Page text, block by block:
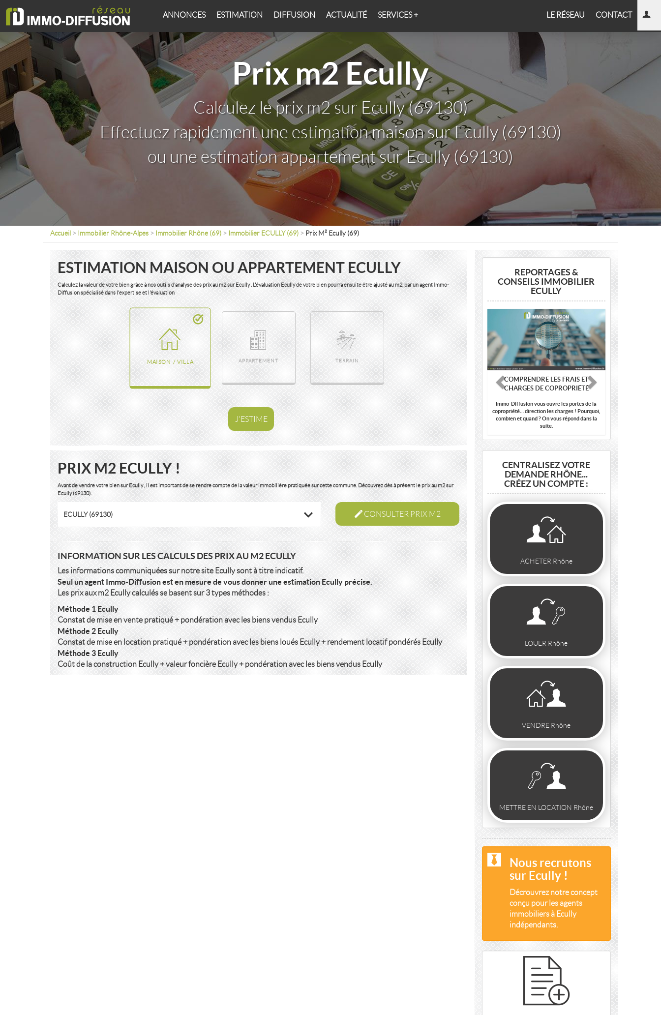
ANNONCES ESTIMATION DIFFUSION ACTUALITÉ SERVICES + CONTACT
LE RÉSEAU
Prix m2 Ecully
Calculez le prix m2 sur Ecully (69130)
Effectuez rapidement une estimation maison sur Ecully (69130)
ou une estimation appartement sur Ecully (69130)
Accueil > Immobilier Rhône-Alpes > Immobilier Rhône (69) > Immobilier ECULLY (69) > Prix M² Ecully (69)
ESTIMATION MAISON OU APPARTEMENT ECULLY
Calculez la valeur de votre bien grâce à nos outils d'analyse des prix au m2 sur Ecully . L'évaluation Ecully de votre bien pourra ensuite être ajusté au m2, par un agent Immo-
Diffusion spécialisé dans l'expertise et l'évaluation
MAISON / VILLA APPARTEMENT TERRAIN
J'ESTIME
PRIX M2 ECULLY !
Avant de vendre votre bien sur Ecully , il est important de se rendre compte de la valeur immobilière pratiquée sur cette commune. Découvrez dès à présent le prix au m2 sur
Ecully (69130).
ECULLY (69130) CONSULTER PRIX M2
INFORMATION SUR LES CALCULS DES PRIX AU M2 ECULLY
Les informations communiquées sur notre site Ecully sont à titre indicatif.
Seul un agent Immo-Diffusion est en mesure de vous donner une estimation Ecully précise.
Les prix aux m2 Ecully calculés se basent sur 3 types méthodes :
Méthode 1 Ecully
Constat de mise en vente pratiqué + pondération avec les biens vendus Ecully
Méthode 2 Ecully
Constat de mise en location pratiqué + pondération avec les biens loués Ecully + rendement locatif pondérés Ecully
Méthode 3 Ecully
Coût de la construction Ecully + valeur foncière Ecully + pondération avec les biens vendus Ecully
REPORTAGES &
CONSEILS IMMOBILIER
ECULLY
COMPRENDRE LES FRAIS ET
CHARGES DE COPROPRIÉTÉ
Immo-Diffusion vous ouvre les portes de la
copropriété… direction les charges ! Pourquoi,
combien et quand ? On vous répond dans la
suite.
Previous Next
CENTRALISEZ VOTRE
DEMANDE RHÔNE...
CRÉEZ UN COMPTE :
ACHETER Rhône
LOUER Rhône
VENDRE Rhône
METTRE EN LOCATION Rhône
Nous recrutons
sur Ecully !
Décrouvrez notre concept
conçu pour les agents
immobiliers à Ecully
indépendants.